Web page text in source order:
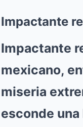
Impactante
Impactante
mexicano,
miseria
esconde